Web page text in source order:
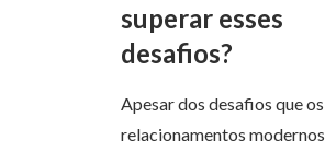
superar esses
desafios?
Apesar dos desafios que os
relacionamentos modernos